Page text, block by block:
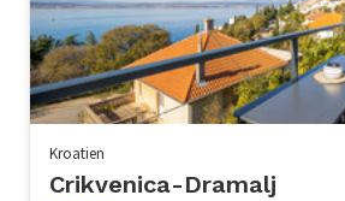
Kroatien
Crikvenica-Dramalj